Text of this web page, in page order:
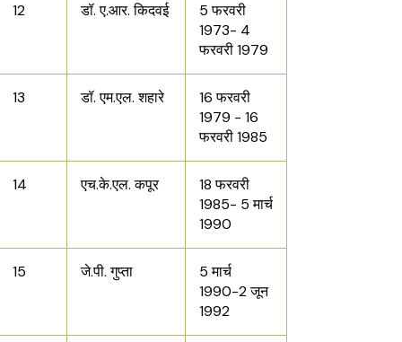
12 डॉ. ए.आर. किदवई
5 फरवरी
1973- 4
फरवरी 1979
13 डॉ. एम.एल. शहारे
16 फरवरी
1979 - 16
फरवरी 1985
14 एच.के.एल. कपूर
18 फरवरी
1985- 5 मार्च
1990
15 जे.पी. गुप्ता
5 मार्च
1990-2 जून
1992